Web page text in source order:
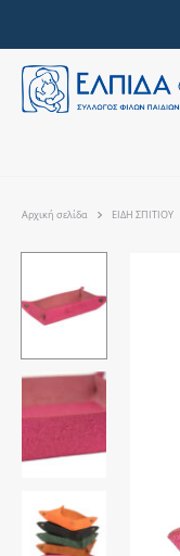
Αρχική σελίδα ΕΙΔΗ ΣΠΙΤΙΟΥ